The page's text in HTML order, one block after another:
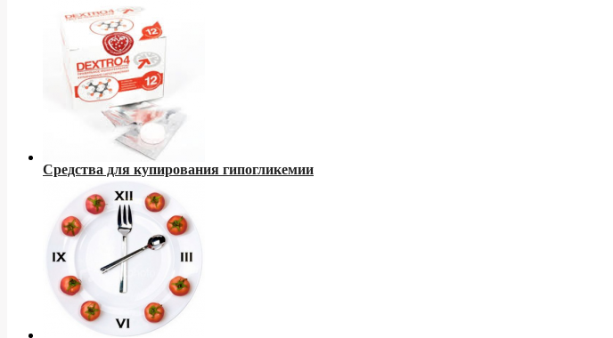
Средства для купирования гипогликемии